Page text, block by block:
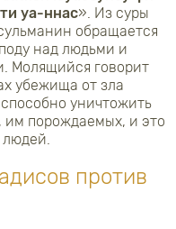
уа-ннас». Из суры
обращается
над людьми и
Молящийся говорит
убежища от зла
уничтожить
им порождаемых, и это
людей.
против